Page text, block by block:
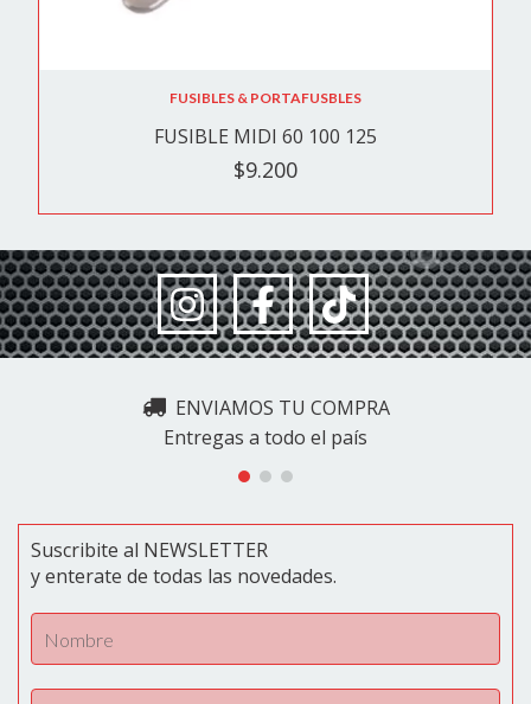
FUSIBLES & PORTAFUSBLES
FUSIBLE MIDI 60 100 125
$9.200
ENVIAMOS TU COMPRA
Entregas a todo el país
Suscribite al NEWSLETTER
y enterate de todas las novedades.